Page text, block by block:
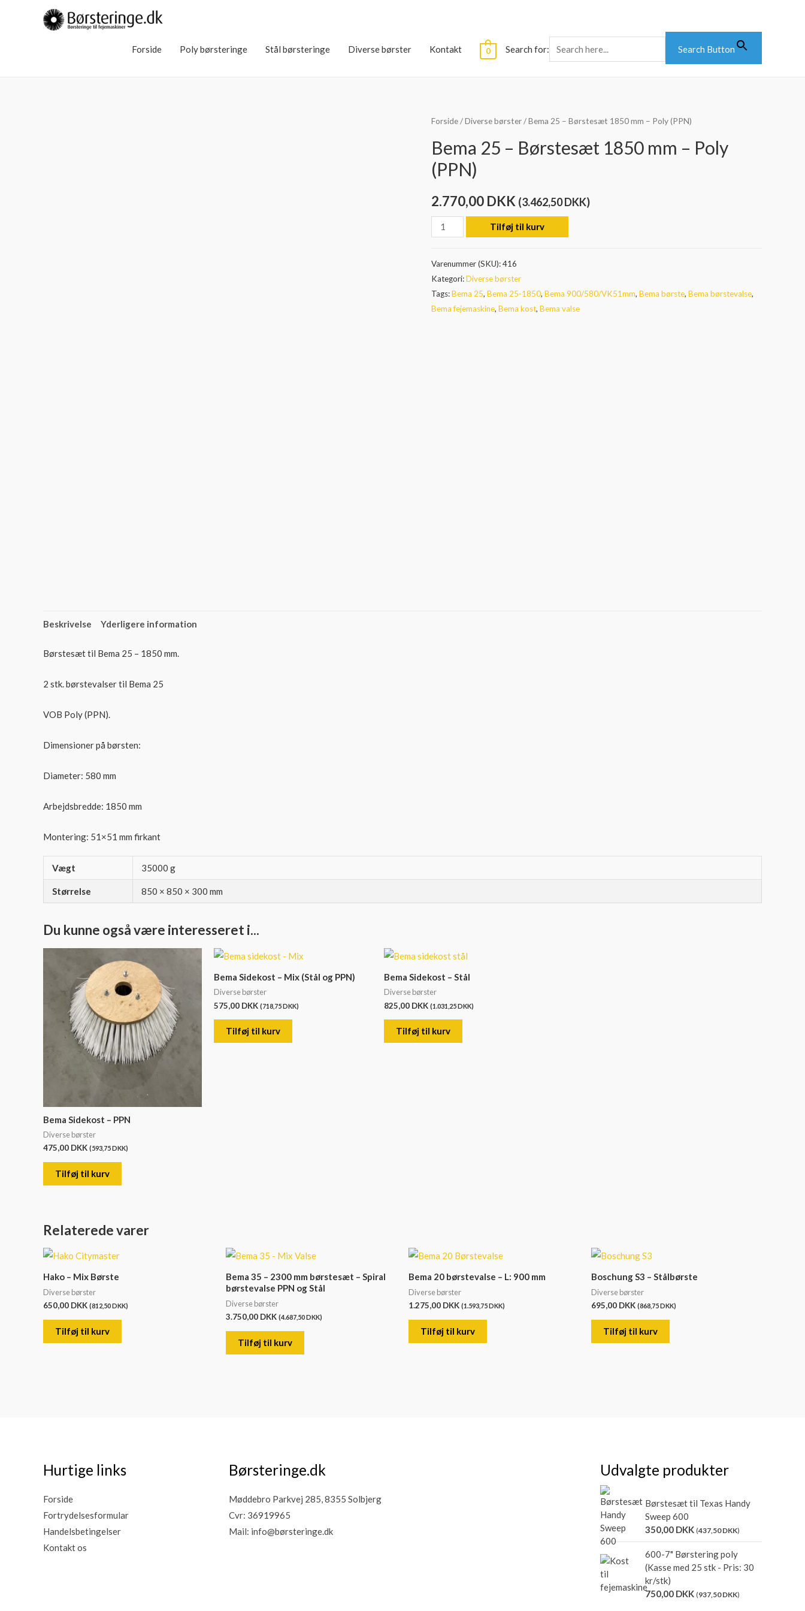
Forside Poly børsteringe Stål børsteringe Diverse børster Kontakt 0 Search for: Search Button
Forside/Diverse børster/ Bema 25 – Børstesæt 1850 mm – Poly (PPN)
Bema 25 – Børstesæt 1850 mm – Poly
(PPN)
2.770,00 DKK (3.462,50DKK)
Bema
25
mm
Tilføj til kurv
Varenummer (SKU):416
Kategori:Diverse børster
Tags:Bema 25, Bema 25-1850, Bema 900/580/VK51mm, Bema børste, Bema børstevalse,
Bema fejemaskine, Bema kost, Bema valse
Beskrivelse Yderligere information
Børstesæt til Bema 25 – 1850 mm.
2 stk. børstevalser til Bema 25
VOB Poly (PPN).
Dimensioner på børsten:
Diameter: 580 mm
Arbejdsbredde: 1850 mm
Montering: 51×51 mm firkant
Vægt 35000 g
Størrelse 850 × 850 × 300 mm
Du kunne også være interesseret i...
Bema Sidekost – PPN
Diverse børster
475,00 DKK (593,75DKK)
Tilføj til kurv
Bema Sidekost – Mix (Stål og PPN)
Diverse børster
575,00 DKK (718,75DKK)
Tilføj til kurv
Bema Sidekost – Stål
Diverse børster
825,00 DKK (1.031,25DKK)
Tilføj til kurv
Relaterede varer
Hako – Mix Børste
Diverse børster
650,00 DKK (812,50DKK)
Tilføj til kurv
Bema 35 – 2300 mm børstesæt – Spiral
børstevalse PPN og Stål
Diverse børster
3.750,00 DKK (4.687,50DKK)
Tilføj til kurv
Bema 20 børstevalse – L: 900 mm
Diverse børster
1.275,00 DKK (1.593,75DKK)
Tilføj til kurv
Boschung S3 – Stålbørste
Diverse børster
695,00 DKK (868,75DKK)
Tilføj til kurv
Hurtige links
Forside
Fortrydelsesformular
Handelsbetingelser
Kontakt os
Børsteringe.dk
Møddebro Parkvej 285, 8355 Solbjerg
Cvr: 36919965
Mail: info@børsteringe.dk
Udvalgte produkter
Børstesæt til Texas Handy
Sweep 600
350,00 DKK (437,50DKK)
600-7" Børstering poly
(Kasse med 25 stk - Pris: 30
kr/stk)
750,00 DKK (937,50DKK)